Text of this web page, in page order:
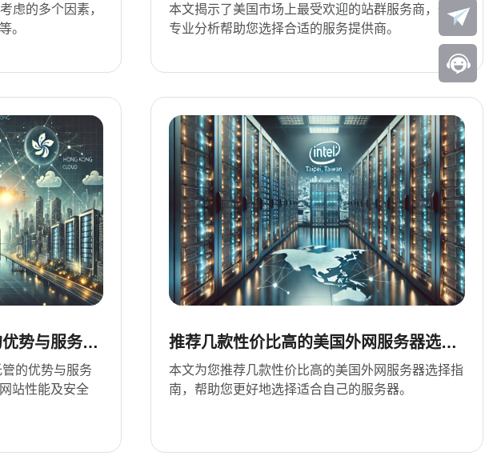
虑的多个因素，
。
务商
本文揭示了美国市场上最受欢迎的站群服务商，通过
专业分析帮助您选择合适的服务提供商。
势与服务内
的优势与服务
站性能及安全
推荐几款性价比高的美国外网服务器选择
指南
本文为您推荐几款性价比高的美国外网服务器选择指
南，帮助您更好地选择适合自己的服务器。